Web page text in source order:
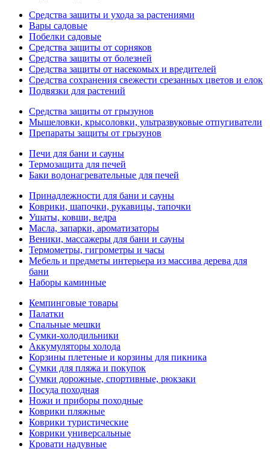
Средства защиты и ухода за растениями
Вары садовые
Побелки садовые
Средства защиты от сорняков
Средства защиты от болезней
Средства защиты от насекомых и вредителей
Средства сохранения свежести срезанных цветов и елок
Подвязки для растений
Средства защиты от грызунов
Мышеловки, крысоловки, ультразвуковые отпугиватели
Препараты защиты от грызунов
Печи для бани и сауны
Термозащита для печей
Баки водонагревательные для печей
Принадлежности для бани и сауны
Коврики, шапочки, рукавицы, тапочки
Ушаты, ковши, ведра
Масла, запарки, ароматизаторы
Веники, массажеры для бани и сауны
Термометры, гигрометры и часы
Мебель и предметы интерьера из массива дерева для
бани
Наборы каминные
Кемпинговые товары
Палатки
Спальные мешки
Сумки-холодильники
Аккумуляторы холода
Корзины плетеные и корзины для пикника
Сумки для пляжа и покупок
Сумки дорожные, спортивные, рюкзаки
Посуда походная
Ножи и приборы походные
Коврики пляжные
Коврики туристические
Коврики универсальные
Кровати надувные